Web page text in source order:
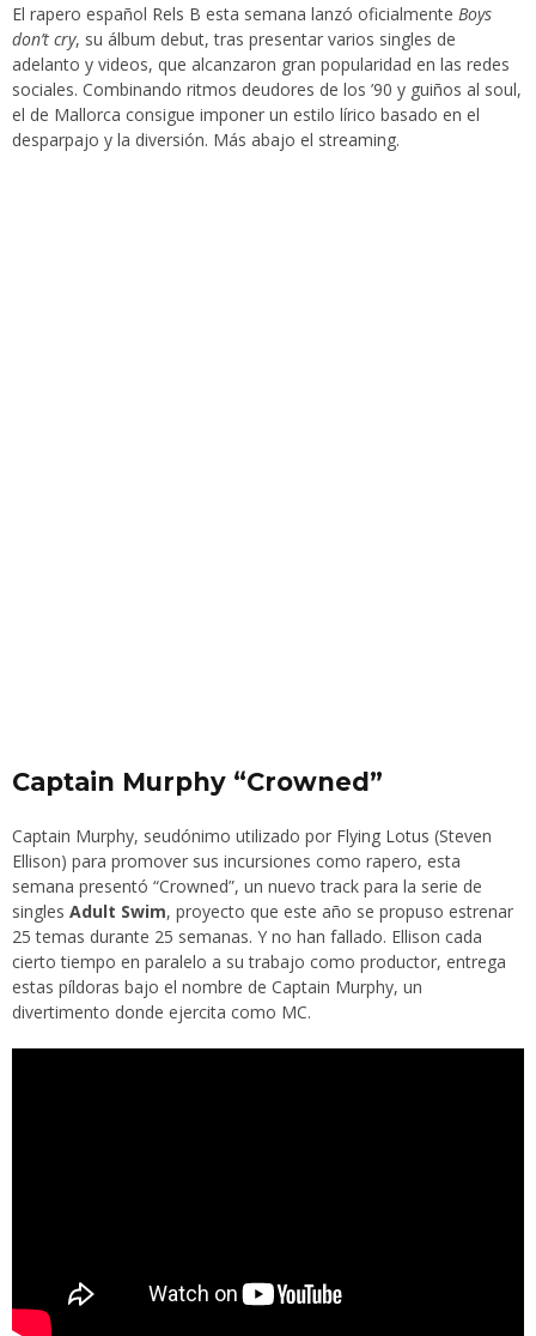
El rapero español Rels B esta semana lanzó oficialmente Boys
don’t cry, su álbum debut, tras presentar varios singles de
adelanto y videos, que alcanzaron gran popularidad en las redes
sociales. Combinando ritmos deudores de los ’90 y guiños al soul,
el de Mallorca consigue imponer un estilo lírico basado en el
desparpajo y la diversión. Más abajo el streaming.
Captain Murphy “Crowned”
Captain Murphy, seudónimo utilizado por Flying Lotus (Steven
Ellison) para promover sus incursiones como rapero, esta
semana presentó “Crowned”, un nuevo track para la serie de
singles Adult Swim, proyecto que este año se propuso estrenar
25 temas durante 25 semanas. Y no han fallado. Ellison cada
cierto tiempo en paralelo a su trabajo como productor, entrega
estas píldoras bajo el nombre de Captain Murphy, un
divertimento donde ejercita como MC.